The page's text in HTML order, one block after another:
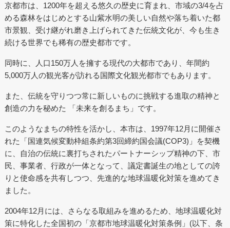
京都市は、1200年を超える悠久の歴史に育まれ、市域の3/4を占
める森林をはじめとする山紫水明の美しい自然や落ち着いた都
市景観、受け継がれ磨き上げられてきた伝統文化が、今も生き
続ける世界でも稀有の歴史都市です。
同時に、人口150万人を擁する現代の大都市であり、年間約
5,000万人の観光客が訪れる国際文化観光都市でもあります。
また、伝統を守りつつ常に新しいものに挑戦する進取の精神と
創造の力を秘めた 「未来を創るまち」です。
このようなまちの特性を活かし、本市は、1997年12月に開催さ
れた「国連気候変動枠組条約第3回締約国会議(COP3)」を契機
に、自治の伝統に裏打ちされたパートナーシップ精神の下、市
民、事業者、行政が一体となって、議定書誕生の地としての誇
りと使命感を共有しつつ、先進的な地球温暖化対策を進めてき
ました。
2004年12月には、さらなる取組みを進めるため、地球温暖化対
策に特化した全国初の「京都市地球温暖化対策条例」(以下、条